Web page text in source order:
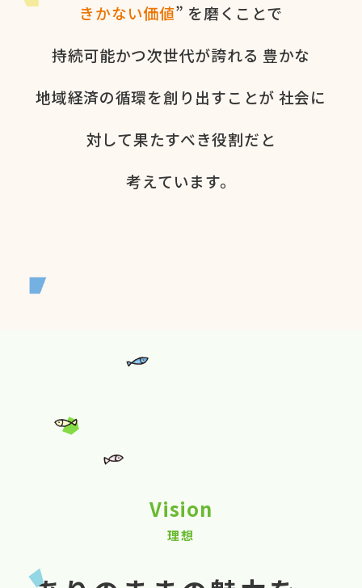
きかない​価値” を​磨く​ことで
持続可能かつ次世代が​誇れる 豊かな​
地域経済の​循環を​創り出すことが 社会に​
対して​果た​すべき役割だと​
考えています。​
Vision
理想